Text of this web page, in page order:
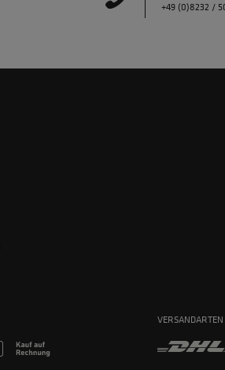
+49 (0)8232 /
VERSANDARTEN